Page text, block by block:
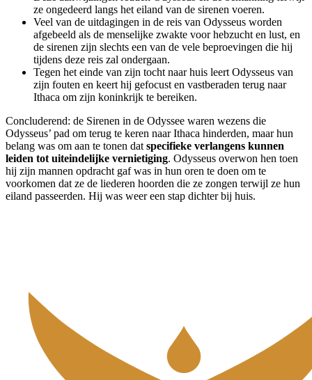
ze ongedeerd langs het eiland van de sirenen voeren.
Veel van de uitdagingen in de reis van Odysseus worden
afgebeeld als de menselijke zwakte voor hebzucht en lust, en
de sirenen zijn slechts een van de vele beproevingen die hij
tijdens deze reis zal ondergaan.
Tegen het einde van zijn tocht naar huis leert Odysseus van
zijn fouten en keert hij gefocust en vastberaden terug naar
Ithaca om zijn koninkrijk te bereiken.
Concluderend: de Sirenen in de Odyssee waren wezens die
Odysseus’ pad om terug te keren naar Ithaca hinderden, maar hun
belang was om aan te tonen dat specifieke verlangens kunnen
leiden tot uiteindelijke vernietiging. Odysseus overwon hen toen
hij zijn mannen opdracht gaf was in hun oren te doen om te
voorkomen dat ze de liederen hoorden die ze zongen terwijl ze hun
eiland passeerden. Hij was weer een stap dichter bij huis.